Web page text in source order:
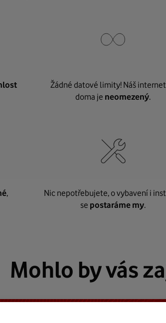
Žádné datové limity! Náš
doma je neomezený.
,
Nic nepotřebujete, o vybavení i
se postaráme my.
Mohlo by vás